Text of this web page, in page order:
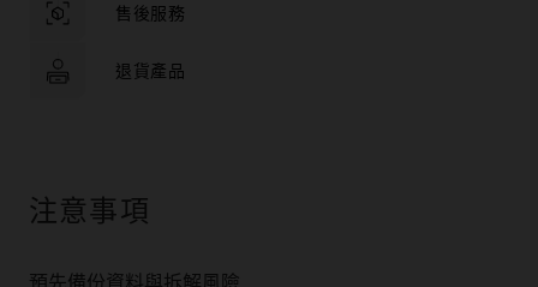
售後服務
退貨產品
注意事項